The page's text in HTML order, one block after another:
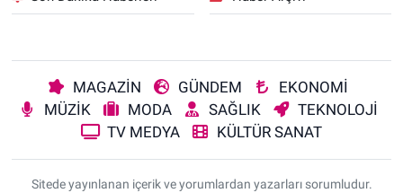
MAGAZİN GÜNDEM
EKONOMİ
MÜZİK
MODA SAĞLIK
TEKNOLOJİ
TV MEDYA
KÜLTÜR SANAT
Sitede yayınlanan içerik ve yorumlardan yazarları sorumludur.